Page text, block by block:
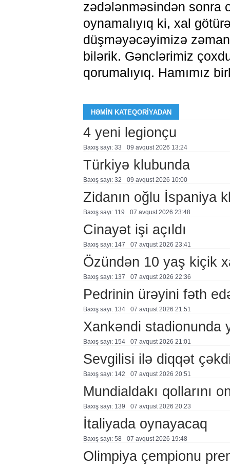
zədələnməsindən sonra
oynamalıyıq ki, xal
düşməyəcəyimizə
bilərik. Gənclərimiz
qorumalıyıq. Hamımız
HƏMIN KATEQORIYADAN
4 yeni legionçu
Baxış sayı: 33 09 avqust 2026 13:24
Türkiyə klubunda
Baxış sayı: 32 09 avqust 2026 10:00
Zidanın oğlu İspaniya
Baxış sayı: 119 07 avqust 2026 23:48
Cinayət işi açıldı
Baxış sayı: 147 07 avqust 2026 23:41
Özündən 10 yaş kiçik
Baxış sayı: 137 07 avqust 2026 22:36
Pedrinin ürəyini fəth
Baxış sayı: 134 07 avqust 2026 21:51
Xankəndi stadionunda
Baxış sayı: 154 07 avqust 2026 21:01
Sevgilisi ilə diqqət
Baxış sayı: 142 07 avqust 2026 20:51
Mundialdakı qollarını
Baxış sayı: 139 07 avqust 2026 20:23
İtaliyada oynayacaq
Baxış sayı: 58 07 avqust 2026 19:48
Olimpiya çempionu